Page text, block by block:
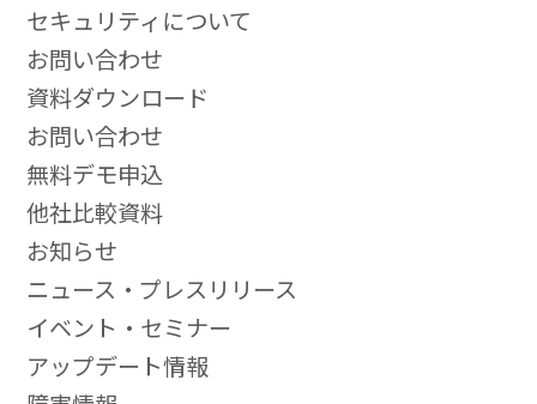
セキュリティについて
お問い合わせ
資料ダウンロード
お問い合わせ
無料デモ申込
他社比較資料
お知らせ
ニュース・プレスリリース
イベント・セミナー
アップデート情報